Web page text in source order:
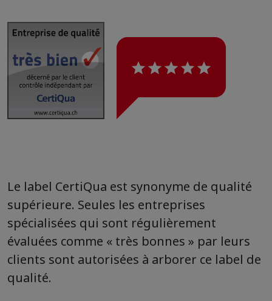
Le label CertiQua est synonyme de qualité
supérieure. Seules les entreprises
spécialisées qui sont régulièrement
évaluées comme « très bonnes » par leurs
clients sont autorisées à arborer ce label de
qualité.